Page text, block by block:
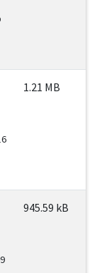
1.21 MB
945.59 kB